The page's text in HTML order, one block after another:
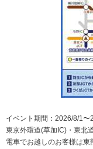
イベント期間：2026/8/1〜
東京外環道(草加IC)・東北
電車でお越しのお客様は